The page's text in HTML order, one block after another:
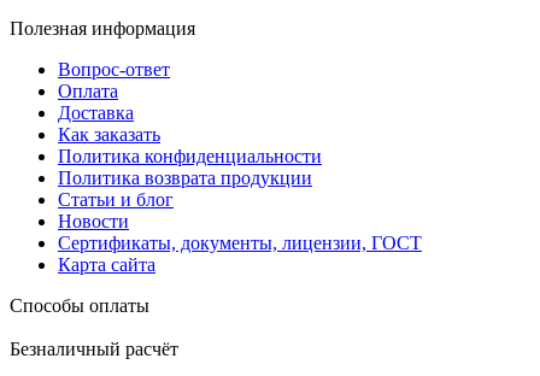
Полезная информация
Вопрос-ответ
Оплата
Доставка
Как заказать
Политика конфиденциальности
Политика возврата продукции
Статьи и блог
Новости
Сертификаты, документы, лицензии, ГОСТ
Карта сайта
Способы оплаты
Безналичный расчёт